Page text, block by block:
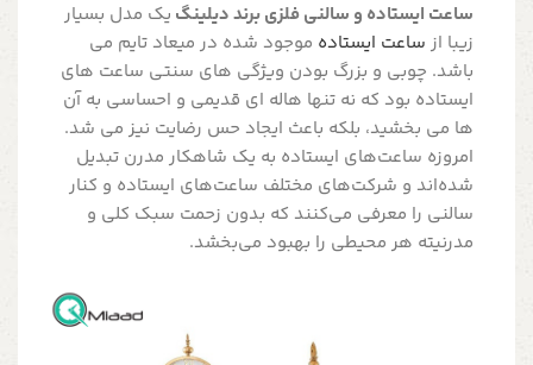
ساعت ایستاده و سالنی فلزی برند دیلینگ یک مدل بسیار
زیبا از ساعت ایستاده موجود شده در میعاد تایم می
باشد. چوبی و بزرگ بودن ویژگی های سنتی ساعت های
ایستاده بود که نه تنها هاله ای قدیمی و احساسی به آن
ها می بخشید، بلکه باعث ایجاد حس رضایت نیز می شد.
امروزه ساعت‌های ایستاده به یک شاهکار مدرن تبدیل
شده‌اند و شرکت‌های مختلف ساعت‌های ایستاده و کنار
سالنی را معرفی می‌کنند که بدون زحمت سبک کلی و
مدرنیته هر محیطی را بهبود می‌بخشد.